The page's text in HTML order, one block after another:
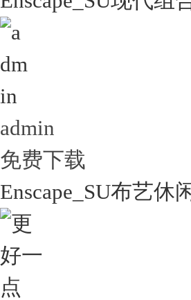
admin
免费下载
Enscape_SU布艺休